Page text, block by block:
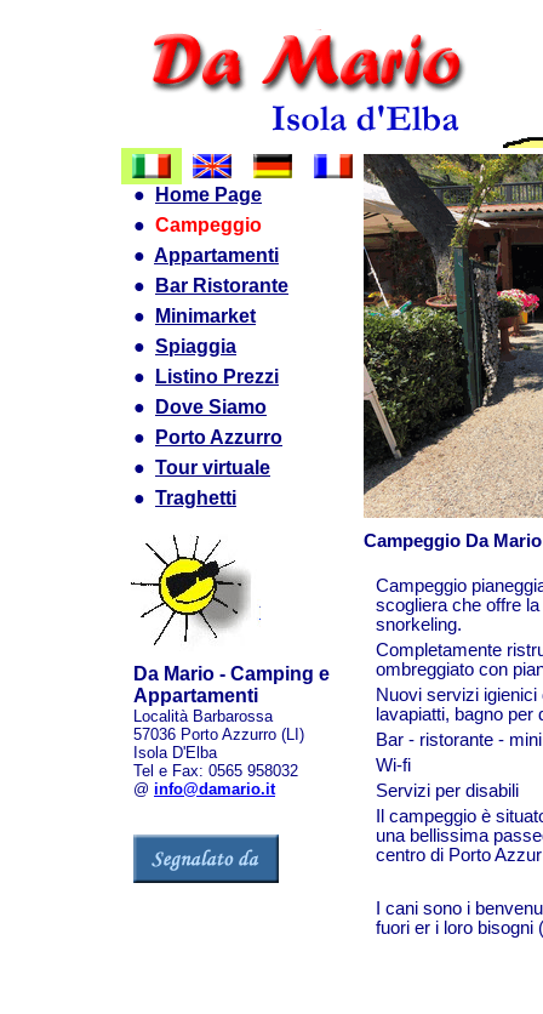
●
Home Page
● Campeggio
● Appartamenti
●
Bar Ristorante
●
Minimarket
● Spiaggia
●
Listino Prezzi
●
Dove Siamo
●
Porto Azzurro
● Tour virtuale
● Traghetti
Da Mario - Camping e
Appartamenti
Località Barbarossa
57036 Porto Azzurro (LI)
Isola D'Elba
Tel e Fax: 0565 958032
@ info@damario.it
Campeggio Da
Campeggio
scogliera che offre
snorkeling.
Completamente
ombreggiato con
Nuovi servizi
lavapiatti, bagno per
Bar - ristorante -
Wi-fi
Servizi per disabili
Il campeggio è
una bellissima
centro di Porto
I cani sono i
fuori er i loro bisogni